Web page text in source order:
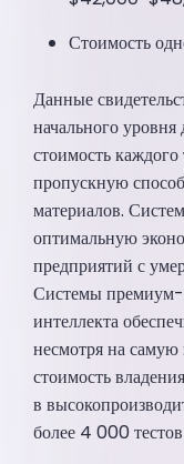
Стоимость
Данные
начального
стоимость
пропускную
материалов.
оптимальную
предприятий с
Системы премиум-
интеллекта
несмотря на
стоимость
в
более 4 000